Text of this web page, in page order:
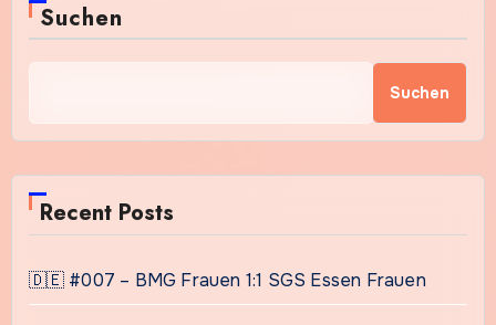
Suchen
Suchen
Recent Posts
🇩🇪 #007 – BMG Frauen 1:1 SGS Essen Frauen